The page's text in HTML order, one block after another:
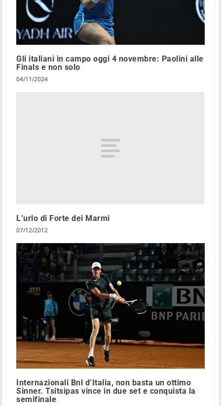
Gli italiani in campo oggi 4 novembre: Paolini alle
Finals e non solo
04/11/2024
L’urlo di Forte dei Marmi
07/12/2012
Internazionali Bnl d’Italia, non basta un ottimo
Sinner. Tsitsipas vince in due set e conquista la
semifinale